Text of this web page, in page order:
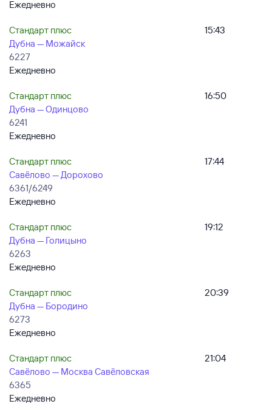
Ежедневно
Стандарт плюс
Дубна — Можайск
6227
Ежедневно
15:43
Стандарт плюс
Дубна — Одинцово
6241
Ежедневно
16:50
Стандарт плюс
Савёлово — Дорохово
6361/6249
Ежедневно
17:44
Стандарт плюс
Дубна — Голицыно
6263
Ежедневно
19:12
Стандарт плюс
Дубна — Бородино
6273
Ежедневно
20:39
Стандарт плюс
Савёлово — Москва Савёловская
6365
Ежедневно
21:04